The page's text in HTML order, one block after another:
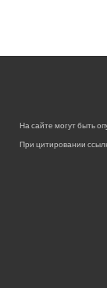
На сайте могут быть
При цитировании